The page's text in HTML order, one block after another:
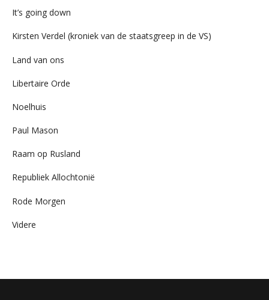
It’s going down
Kirsten Verdel (kroniek van de staatsgreep in de VS)
Land van ons
Libertaire Orde
Noelhuis
Paul Mason
Raam op Rusland
Republiek Allochtonië
Rode Morgen
Videre